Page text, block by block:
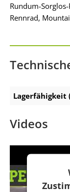
Rundum-
Rennrad,
Lagerfähigkeit
Videos